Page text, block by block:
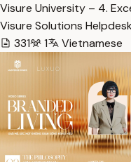
Visure University – 4.
Visure Solutions
331
1 Vietnamese